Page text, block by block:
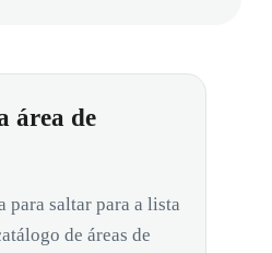
área de
para saltar para a lista
de áreas de